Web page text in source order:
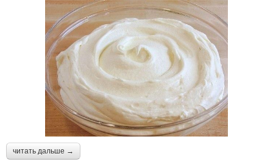
читать дальше →